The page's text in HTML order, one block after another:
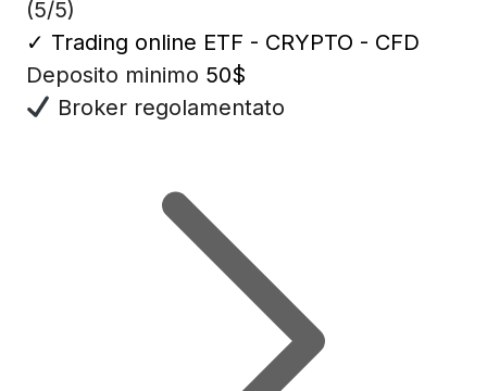
(5/5)
✓ Trading online ETF - CRYPTO - CFD
Deposito minimo 50$
Broker regolamentato